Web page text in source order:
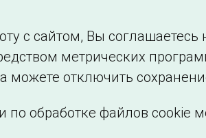
Филиалы и представительства
с сайтом, Вы
метрических
можете отключить
по обработке файлов cookie